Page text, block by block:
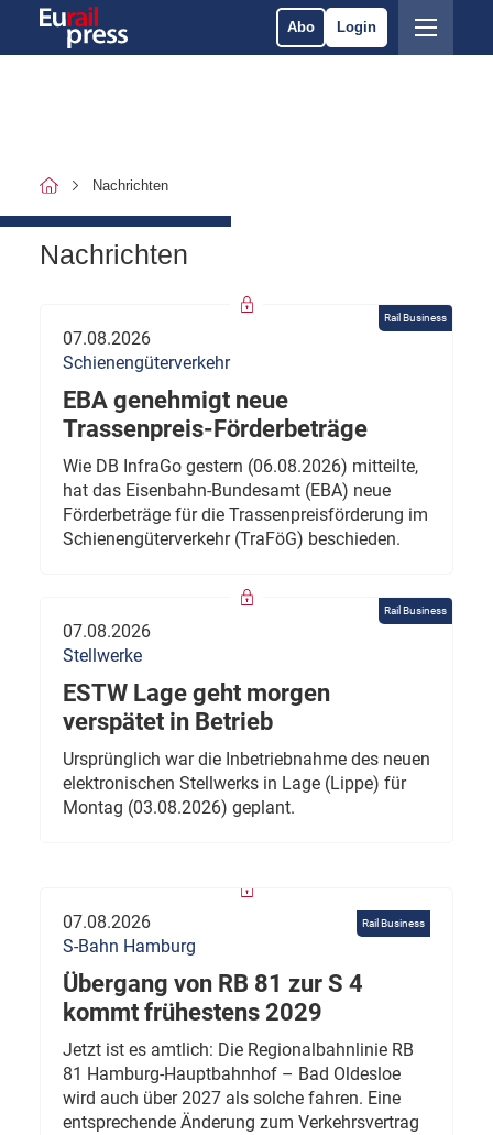
Abo Login
Nachrichten
Nachrichten
Rail Business
07.08.2026
Schienengüterverkehr
EBA genehmigt neue
Trassenpreis-Förderbeträge
Wie DB InfraGo gestern (06.08.2026) mitteilte,
hat das Eisenbahn-Bundesamt (EBA) neue
Förderbeträge für die Trassenpreisförderung im
Schienengüterverkehr (TraFöG) beschieden.
Rail Business
07.08.2026
Stellwerke
ESTW Lage geht morgen
verspätet in Betrieb
Ursprünglich war die Inbetriebnahme des neuen
elektronischen Stellwerks in Lage (Lippe) für
Montag (03.08.2026) geplant.
Rail Business
07.08.2026
S-Bahn Hamburg
Übergang von RB 81 zur S 4
kommt frühestens 2029
Jetzt ist es amtlich: Die Regionalbahnlinie RB
81 Hamburg-Hauptbahnhof – Bad Oldesloe
wird auch über 2027 als solche fahren. Eine
entsprechende Änderung zum Verkehrsvertrag